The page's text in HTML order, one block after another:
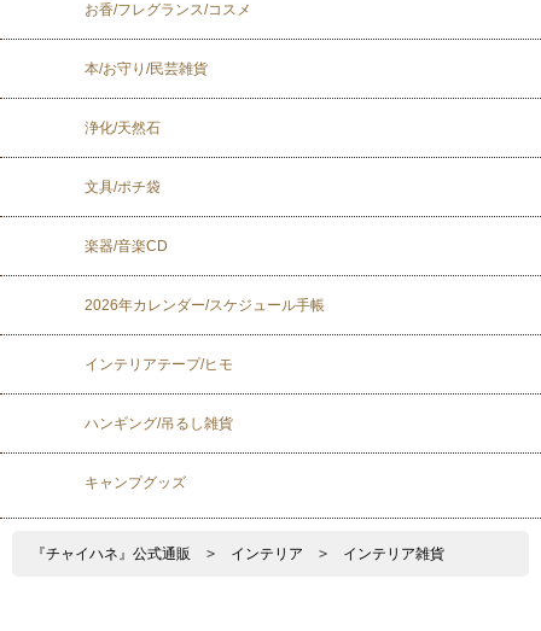
お香/フレグランス/コスメ
本/お守り/民芸雑貨
浄化/天然石
文具/ポチ袋
楽器/音楽CD
2026年カレンダー/スケジュール手帳
インテリアテープ/ヒモ
ハンギング/吊るし雑貨
キャンプグッズ
『チャイハネ』公式通販 > インテリア > インテリア雑貨